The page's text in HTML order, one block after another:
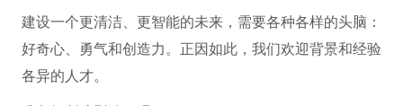
建设一个更清洁、更智能的未来，需要各种各样的头脑：
好奇心、勇气和创造力。正因如此，我们欢迎背景和经验
各异的人才。